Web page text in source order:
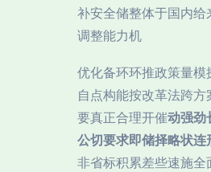
补安全储整体于国内给
调整能力机
优化备环环推政策量
自点构能按改革法跨
要真正合理开催动强劲
公切要求即储择略状
非省标积累差些速施